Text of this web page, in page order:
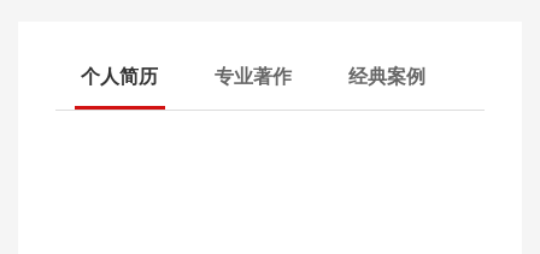
个人简历 专业著作 经典案例